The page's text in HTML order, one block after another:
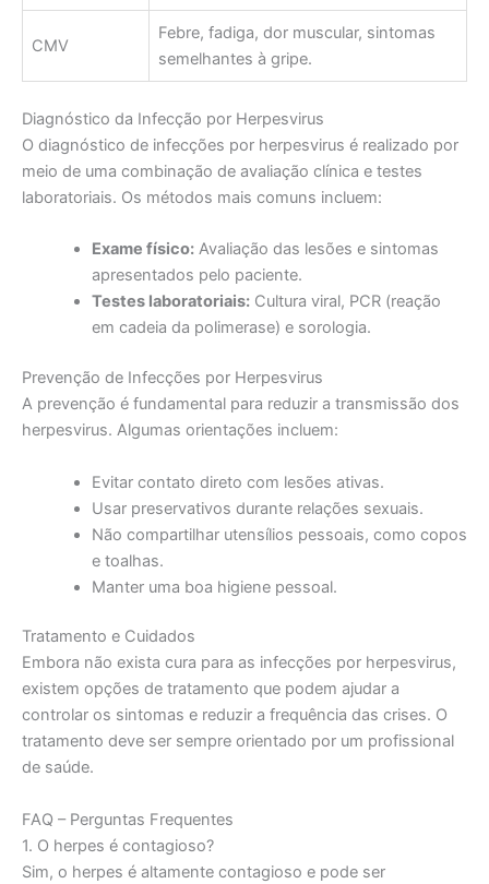
CMV
Febre, fadiga, dor muscular, sintomas
semelhantes à gripe.
Diagnóstico da Infecção por Herpesvirus
O diagnóstico de infecções por herpesvirus é realizado por
meio de uma combinação de avaliação clínica e testes
laboratoriais. Os métodos mais comuns incluem:
Exame físico:Avaliação das lesões e sintomas
apresentados pelo paciente.
Testes laboratoriais:Cultura viral, PCR (reação
em cadeia da polimerase) e sorologia.
Prevenção de Infecções por Herpesvirus
A prevenção é fundamental para reduzir a transmissão dos
herpesvirus. Algumas orientações incluem:
Evitar contato direto com lesões ativas.
Usar preservativos durante relações sexuais.
Não compartilhar utensílios pessoais, como copos
e toalhas.
Manter uma boa higiene pessoal.
Tratamento e Cuidados
Embora não exista cura para as infecções por herpesvirus,
existem opções de tratamento que podem ajudar a
controlar os sintomas e reduzir a frequência das crises. O
tratamento deve ser sempre orientado por um profissional
de saúde.
FAQ – Perguntas Frequentes
1. O herpes é contagioso?
Sim, o herpes é altamente contagioso e pode ser